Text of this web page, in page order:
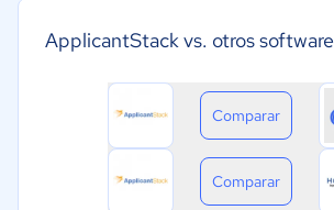
ApplicantStack vs. otros software
Comparar
Comparar